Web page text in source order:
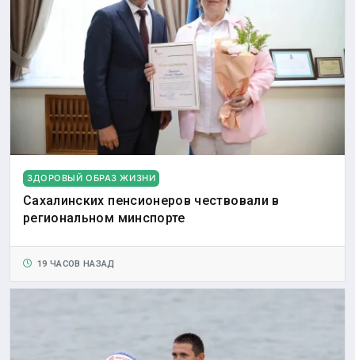
ЗДОРОВЫЙ ОБРАЗ ЖИЗНИ
Сахалинских пенсионеров чествовали в
региональном минспорте
19 ЧАСОВ НАЗАД